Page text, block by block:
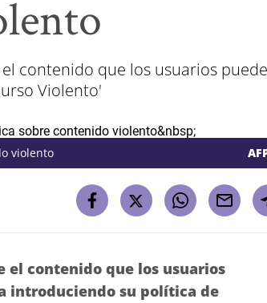
contenido que los usuarios
Violento'
violento
el contenido que los usuarios
introduciendo su política de